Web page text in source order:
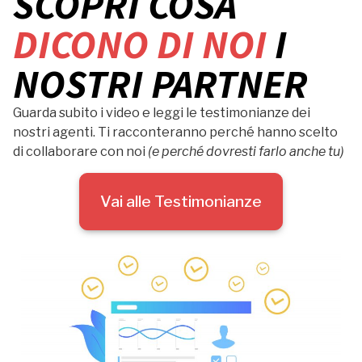
DICONO DI NOII
NOSTRI PARTNER
Guarda subito i video e leggi le testimonianze dei
nostri agenti. Ti racconteranno perché hanno scelto
di collaborare con noi (e perché dovresti farlo anche tu)
Vai alle Testimonianze